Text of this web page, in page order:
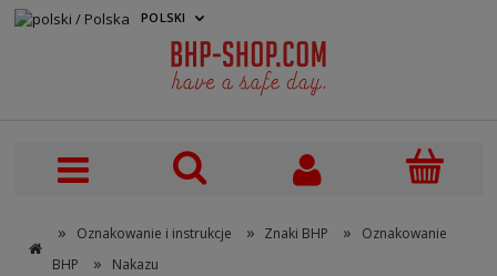
» Oznakowanie i instrukcje » Znaki BHP »
Oznakowanie
BHP
» Nakazu
POLSKI